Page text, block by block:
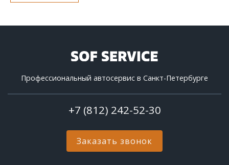
Профессиональный автосервис в Санкт-Петербурге
+7 (812) 242-52-30
Заказать звонок